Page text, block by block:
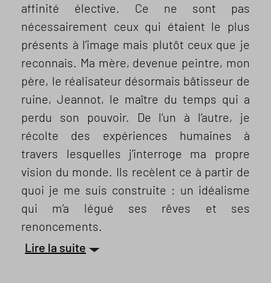
affinité élective. Ce ne sont pas
nécessairement ceux qui étaient le plus
présents à l’image mais plutôt ceux que je
reconnais. Ma mère, devenue peintre, mon
père, le réalisateur désormais bâtisseur de
ruine, Jeannot, le maître du temps qui a
perdu son pouvoir. De l’un à l’autre, je
récolte des expériences humaines à
travers lesquelles j’interroge ma propre
vision du monde. Ils recèlent ce à partir de
quoi je me suis construite : un idéalisme
qui m’a légué ses rêves et ses
renoncements.
Lire la suite